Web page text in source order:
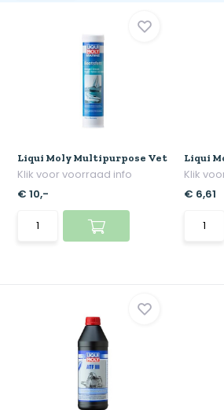
Liqui Moly Multipurpose Vet
Klik voor voorraad info
€ 10,-
Liqui
Klik
€ 6,61